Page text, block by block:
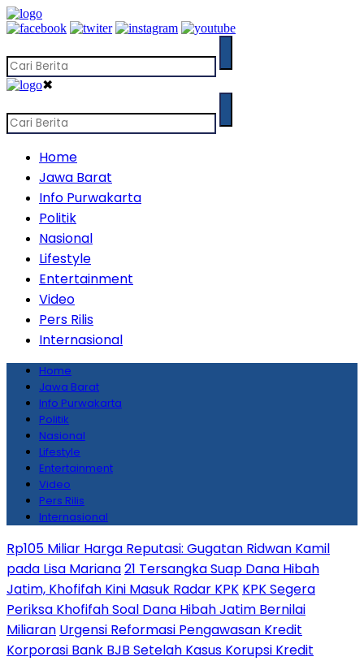
✖
Home
Jawa Barat
Info Purwakarta
Politik
Nasional
Lifestyle
Entertainment
Video
Pers Rilis
Internasional
Home
Jawa Barat
Info Purwakarta
Politik
Nasional
Lifestyle
Entertainment
Video
Pers Rilis
Internasional
Rp105 Miliar Harga Reputasi: Gugatan Ridwan Kamil
pada Lisa Mariana21 Tersangka Suap Dana Hibah
Jatim, Khofifah Kini Masuk Radar KPK KPK Segera
Periksa Khofifah Soal Dana Hibah Jatim Bernilai
Miliaran Urgensi Reformasi Pengawasan Kredit
Korporasi Bank BJB Setelah Kasus Korupsi Kredit